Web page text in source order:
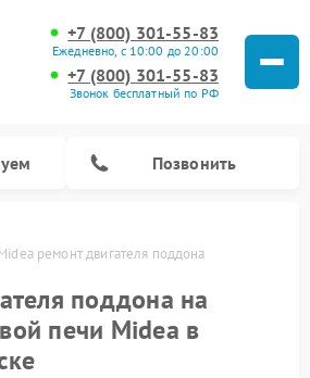
+7 (800) 301-55-83
Ежедневно, с 10:00 до 20:00
+7 (800) 301-55-83
Звонок бесплатный по РФ
Позвонить
ремонт двигателя поддона
поддона на
печи Midea в